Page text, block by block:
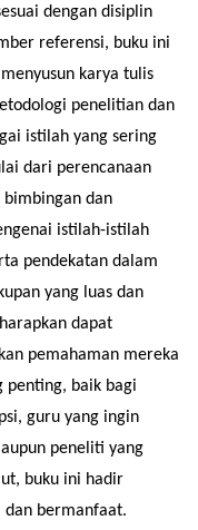
dengan disiplin
referensi, buku ini
karya tulis
penelitian dan
istilah yang sering
dari perencanaan
bimbingan dan
istilah-istilah
pendekatan dalam
yang luas dan
dapat
pemahaman mereka
penting, baik bagi
guru yang ingin
peneliti yang
buku ini hadir
dan bermanfaat.